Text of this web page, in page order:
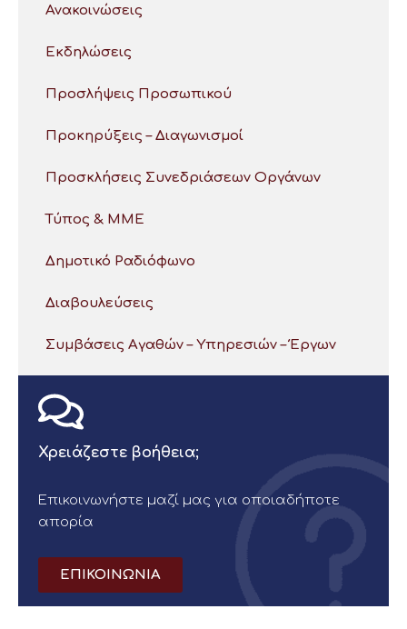
Ανακοινώσεις
Εκδηλώσεις
Προσλήψεις Προσωπικού
Προκηρύξεις – Διαγωνισμοί
Προσκλήσεις Συνεδριάσεων Οργάνων
Τύπος & ΜΜΕ
Δημοτικό Ραδιόφωνο
Διαβουλεύσεις
Συμβάσεις Αγαθών – Υπηρεσιών – Έργων
Χρειάζεστε βοήθεια;
Επικοινωνήστε μαζί μας για οποιαδήποτε
απορία
ΕΠΙΚΟΙΝΩΝΙΑ